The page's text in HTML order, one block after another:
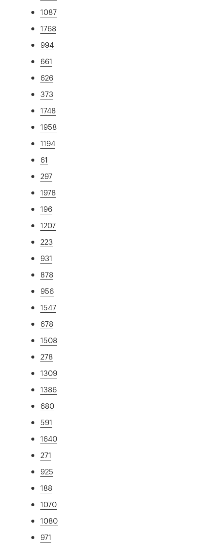
1087
1768
994
661
626
373
1748
1958
1194
61
297
1978
196
1207
223
931
878
956
1547
678
1508
278
1309
1386
680
591
1640
271
925
188
1070
1080
971